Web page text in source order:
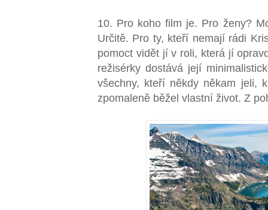
10. Pro koho film je. Pro ženy?
Určitě. Pro ty, kteří nemají rádi
pomoct vidět jí v roli, která jí
režisérky dostává její
všechny, kteří někdy někam jeli,
zpomaleně běžel vlastní život. Z